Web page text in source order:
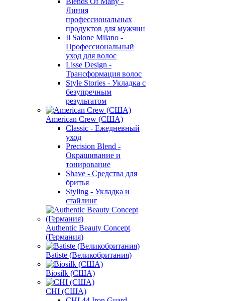
Линия
профессиональных
продуктов для мужчин
Il Salone Milano -
Профессиональный
уход для волос
Lisse Design -
Трансформация волос
Style Stories - Укладка с
безупречным
результатом
American Crew (США)
Classic - Ежедневный
уход
Precision Blend -
Окрашивание и
тонирование
Shave - Средства для
бритья
Styling - Укладка и
стайлинг
Authentic Beauty Concept
(Германия)
Batiste (Великобритания)
Biosilk (США)
CHI (США)